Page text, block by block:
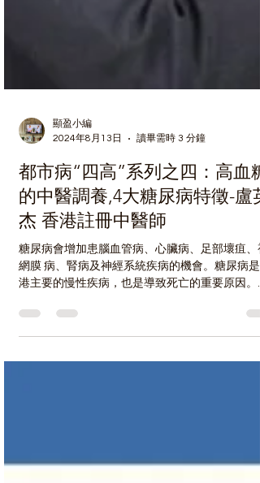
顯盈小編
2024年8月13日
讀畢需時 3 分鐘
都市病“四高”系列之四：高血糖
的中醫調養,4大糖尿病特徵-盧英
杰 香港註冊中醫師
糖尿病會增加患腦血管病、心臟病、足部壞疽、
［1］而全港約有十分之一的成年人患有糖尿病